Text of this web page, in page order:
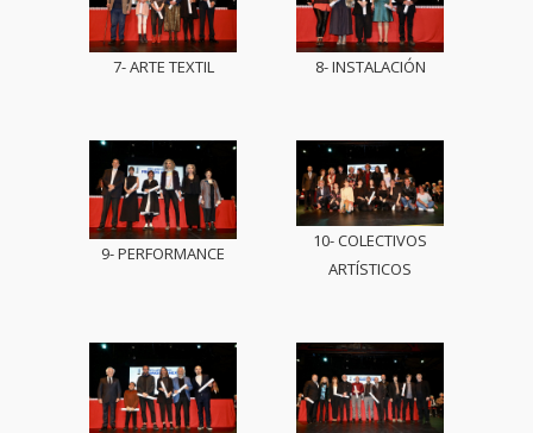
7- ARTE TEXTIL 8- INSTALACIÓN
9- PERFORMANCE
10- COLECTIVOS
ARTÍSTICOS